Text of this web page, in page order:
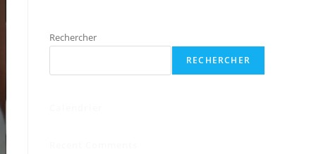
Rechercher
RECHERCHER